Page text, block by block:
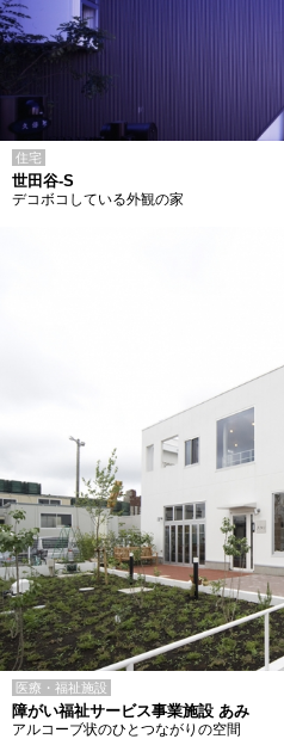
住宅
世田谷-S
デコボコしている外観の家
医療・福祉施設
障がい福祉サービス事業施設 あみ
アルコーブ状のひとつながりの空間